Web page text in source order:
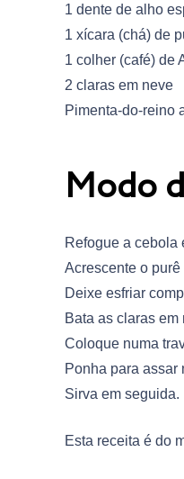
1 dente de alho
1 xícara (chá) de
1 colher (café) de
2 claras em neve
Pimenta-do-reino
Modo
Refogue a cebola
Acrescente o
Deixe esfriar
Bata as claras
Coloque numa
Ponha para assar
Sirva em seguida.
Esta receita é do